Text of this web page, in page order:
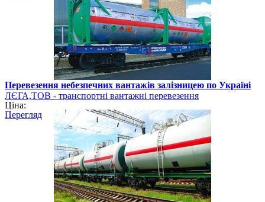
Перевезення небезпечних вантажів залізницею по Україні
ЛЄГА,ТОВ - транспортні вантажні перевезення
Ціна:
Перегляд